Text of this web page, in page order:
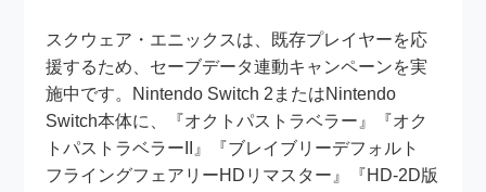
スクウェア・エニックスは、既存プレイヤーを応
援するため、セーブデータ連動キャンペーンを実
施中です。Nintendo Switch 2またはNintendo
Switch本体に、『オクトパストラベラー』『オク
トパストラベラーII』『ブレイブリーデフォルト
フライングフェアリーHDリマスター』『HD-2D版